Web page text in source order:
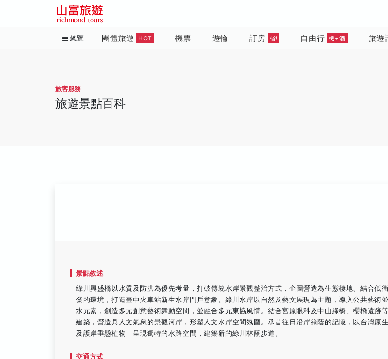
總覽 團體旅遊 HOT 機票 遊輪 訂房 省! 自由行 機+酒 旅遊
旅客服務
旅遊景點百科
景點敘述
綠川興盛橋以水質及防洪為優先考量，打破傳統水岸景觀整治方式，企圖營造為生態棲地、結合低
發的環境，打造臺中火車站新生水岸門戶意象。綠川水岸以自然及藝文展現為主題，導入公共藝術
水元素，創造多元創意藝術舞動空間，並融合多元東協風情。結合宮原眼科及中山綠橋、櫻橋遺跡
建築，營造具人文氣息的景觀河岸，形塑人文水岸空間氛圍。承昔往日沿岸綠蔭的記憶，以台灣原
及護岸垂懸植物，呈現獨特的水路空間，建築新的綠川林蔭步道。
交通方式